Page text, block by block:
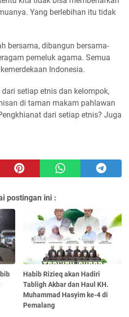
Yang berlebihan itu tidak
bersama, dibangun bersama-
pemeluk agama. Semua
Indonesia.
setiap etnis dan kelompok,
di taman makam pahlawan
dari setiap etnis? Juga
postingan ini :
Habib Rizieq akan Hadiri
Tabligh Akbar dan Haul KH.
Muhammad Hasyim ke-4 di
Pemalang